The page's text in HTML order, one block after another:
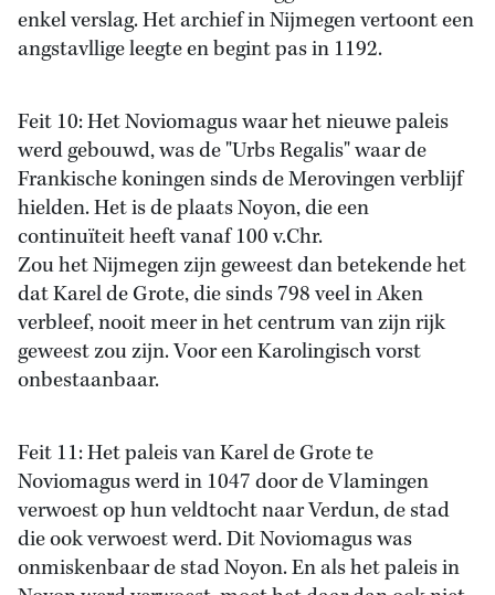
enkel verslag. Het archief in Nijmegen vertoont een
angstavllige leegte en begint pas in 1192.
Feit 10: Het Noviomagus waar het nieuwe paleis
werd gebouwd, was de "Urbs Regalis" waar de
Frankische koningen sinds de Merovingen verblijf
hielden. Het is de plaats Noyon, die een
continuïteit heeft vanaf 100 v.Chr.
Zou het Nijmegen zijn geweest dan betekende het
dat Karel de Grote, die sinds 798 veel in Aken
verbleef, nooit meer in het centrum van zijn rijk
geweest zou zijn. Voor een Karolingisch vorst
onbestaanbaar.
Feit 11: Het paleis van Karel de Grote te
Noviomagus werd in 1047 door de Vlamingen
verwoest op hun veldtocht naar Verdun, de stad
die ook verwoest werd. Dit Noviomagus was
onmiskenbaar de stad Noyon. En als het paleis in